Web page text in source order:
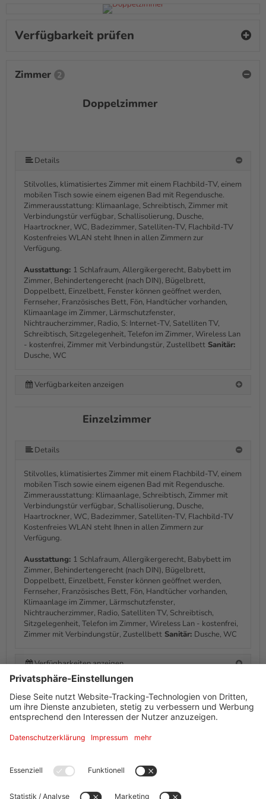
Verfügbarkeit prüfen
Zimmer 2
Doppelzimmer
Details
Stilvolles, klimatisiertes Zimmer mit einem Flachbild-TV, einem
mobilen Tisch sowie einem eigenen Bad mit Regendusche.
Zimmerausstattung: Klimaanlage, Schreibtisch, Zimmer mit
Verbindungstür verfügbar, Schallisolierung, Dusche,
Haartrockner, WC, Badezimmer, Satelliten-TV, Flachbild-TV
Kostenfreies WLAN steht Ihnen in allen Zimmern zur
Verfügung.
Ausstattung: 1 Schlafraum, Allergikergerecht, Babybett im
Zimmer, Behindertengerecht (nach DIN), Bügelbrett,
Doppelbett, Einzelbett, Fenster können geöffnet werden,
Fernseher, Französisches Bett, Fön, Handtücher vorhanden,
Klimaanlage im Zimmer, Lärmschutzfenster,
Nichtraucherzimmer, Radio, S: Internet-TV, Satelliten TV,
Schreibtisch, Sitzgelegenheit, Telefon im Zimmer, Wireless Lan
- kostenfrei, Zimmer mit Verbindungstür, Zustellbett Sanitär:
Dusche, WC
Verfügbarkeiten anzeigen
Einzelzimmer
Details
Stilvolles, klimatisiertes Zimmer mit einem Flachbild-TV, einem
mobilen Tisch sowie einem eigenen Bad mit Regendusche.
Zimmerausstattung: Klimaanlage, Schreibtisch, Zimmer mit
Verbindungstür verfügbar, Schallisolierung, Dusche,
Haartrockner, WC, Badezimmer, Satelliten-TV, Flachbild-TV
Kostenfreies WLAN steht Ihnen in allen Zimmern zur
Verfügung.
Ausstattung: 1 Schlafraum, Allergikergerecht, Babybett im
Zimmer, Behindertengerecht (nach DIN), Bügelbrett,
Doppelbett, Einzelbett, Fenster können geöffnet werden,
Fernseher, Französisches Bett, Fön, Handtücher vorhanden,
Klimaanlage im Zimmer, Lärmschutzfenster,
Nichtraucherzimmer, Radio, Satelliten TV, Schreibtisch,
Sitzgelegenheit, Telefon im Zimmer, Wireless Lan - kostenfrei,
Zimmer mit Verbindungstür, Zustellbett Sanitär: Dusche, WC
Verfügbarkeiten anzeigen
Informationen von Ihrem Gastgeber
Adresse